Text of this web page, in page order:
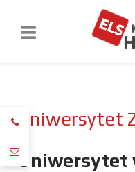
Uniwersytet
Uniwersytet